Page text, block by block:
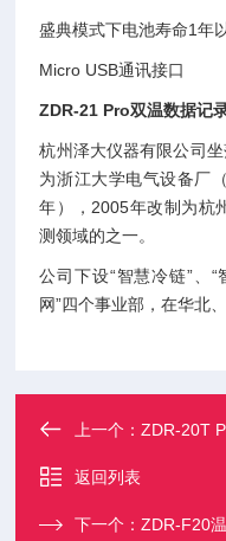
盛典模式下电池寿命1年
Micro USB通讯接口
ZDR-21 Pro双温数据记
杭州泽大仪器有限公司
为浙江大学电气设备厂
年），2005年改制为杭
测领域的之一。
公司下设“智慧冷链”、“
网”四个事业部，在华北
上一个：ZDR-20T
返回列表
下一个：ZDR-F20